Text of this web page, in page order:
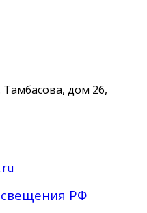
Тамбасова, дом 26,
РФ